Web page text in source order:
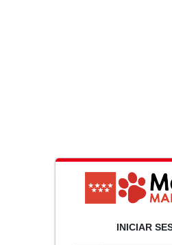
INICIAR